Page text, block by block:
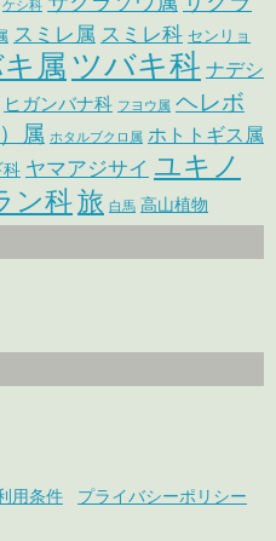
ケシ科
スミレ属 スミレ科 センリョ
属 ツバキ科 ナデシ
ヒガンバナ科 フヨウ属 ヘレボ
属 ホタルブクロ属 ホトトギス属
科 ヤマアジサイ ユキノ
ン科旅 白馬 高山植物
用条件
プライバシーポリシー